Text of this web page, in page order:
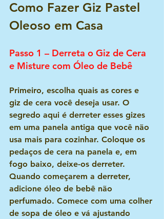
Como Fazer Giz Pastel
Oleoso em Casa
Passo 1 – Derreta o Giz de Cera
e Misture com Óleo de Bebê
Primeiro, escolha quais as cores e
giz de cera você deseja usar. O
segredo aqui é derreter esses gizes
em uma panela antiga que você não
usa mais para cozinhar. Coloque os
pedaços de cera na panela e, em
fogo baixo, deixe-os derreter.
Quando começarem a derreter,
adicione óleo de bebê não
perfumado. Comece com uma colher
de sopa de óleo e vá ajustando